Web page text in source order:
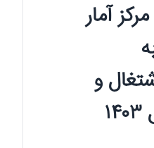
آمار
و